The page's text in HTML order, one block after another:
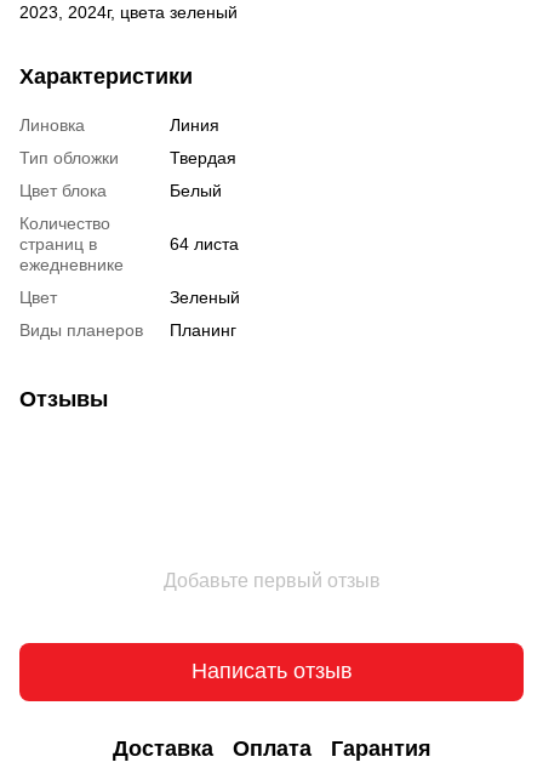
2023, 2024г, цвета зеленый
Характеристики
Линовка
Линия
Тип обложки
Твердая
Цвет блока
Белый
Количество
страниц в
ежедневнике
64 листа
Цвет
Зеленый
Виды планеров
Планинг
Отзывы
Добавьте первый отзыв
Написать отзыв
Доставка Оплата Гарантия